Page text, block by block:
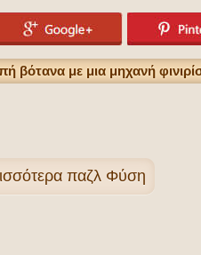
με μια μηχανή
παζλ Φύση